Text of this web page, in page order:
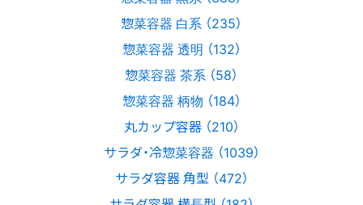
惣菜容器 白系 （235）
惣菜容器 透明 （132）
惣菜容器 茶系 （58）
惣菜容器 柄物 （184）
丸カップ容器 （210）
サラダ・冷惣菜容器 （1039）
サラダ容器 角型 （472）